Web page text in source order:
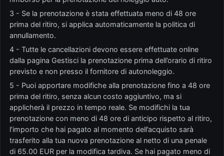
3 - Se la prenotazione è stata effettuata meno di 48 ore
prima del ritiro, si applica automaticamente la politica di
annullamento.
4 - Tutte le cancellazioni devono essere effettuate online
dalla pagina Gestisci la prenotazione prima dell’orario di ritiro
previsto e non presso il fornitore di autonoleggio.
5 - Puoi apportare modifiche alla prenotazione fino a 48 ore
prima del ritiro, senza alcun costo aggiuntivo, ma si
applicherà il prezzo in tempo reale. Se modifichi la tua
prenotazione con meno di 48 ore di anticipo rispetto al ritiro,
l’importo che hai pagato al momento dell’acquisto sarà
trasferito alla tua nuova prenotazione al netto di una penale
di 65.00 EUR per la modifica tardiva. Se hai pagato meno di